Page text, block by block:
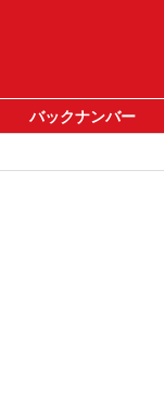
バックナンバー